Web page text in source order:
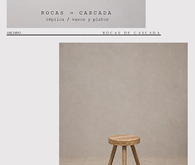
ARCHIVO ..................................... .ROCAS DE CASCADA